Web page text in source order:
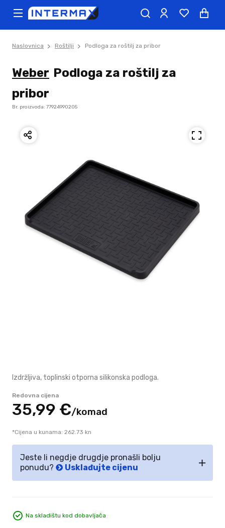
Naslovnica Roštilji Podloga za roštilj za pribor
Weber Podloga za roštilj za
pribor
Br. proizvoda: 77924990205
Izdržljiva, toplinski otporna silikonska podloga.
Redovna cijena
35,99 €/komad
*Cijena u kunama: 262.73 kn
Jeste li negdje drugdje pronašli bolju
ponudu?
Usklađujte cijenu
Na skladištu kod dobavljača